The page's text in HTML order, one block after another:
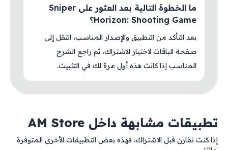
ما الخطوة التالية بعد العثور على Sniper
Horizon: Shooting Game؟
بعد التأكد من التطبيق والإصدار المناسب، انتقل إلى
صفحة الباقات لاختيار الاشتراك، ثم راجع الشرح
المناسب إذا كانت هذه أول مرة لك في التثبيت.
تطبيقات مشابهة داخل AM Store
إذا كنت تقارن قبل الاشتراك، فهذه بعض التطبيقات الأخرى المتوفرة